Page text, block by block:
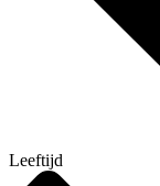
Leeftijd